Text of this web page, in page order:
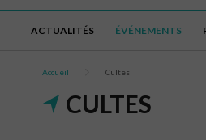
ACTUALITÉS ÉVÉNEMENTS
Accueil Cultes
CULTES